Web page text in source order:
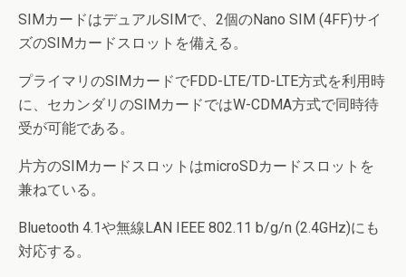
SIMカードはデュアルSIMで、2個のNano SIM (4FF)サイ
ズのSIMカードスロットを備える。
プライマリのSIMカードでFDD-LTE/TD-LTE方式を利用時
に、セカンダリのSIMカードではW-CDMA方式で同時待
受が可能である。
片方のSIMカードスロットはmicroSDカードスロットを
兼ねている。
Bluetooth 4.1や無線LAN IEEE 802.11 b/g/n (2.4GHz)にも
対応する。